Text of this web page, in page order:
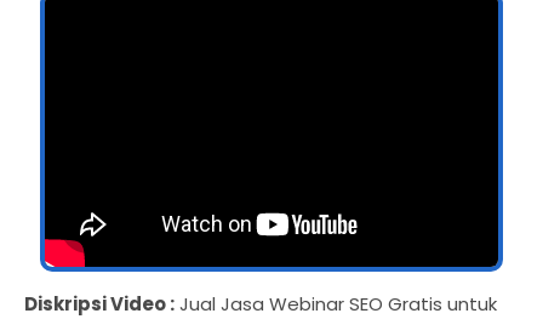
Diskripsi Video :Jual Jasa Webinar SEO Gratis untuk